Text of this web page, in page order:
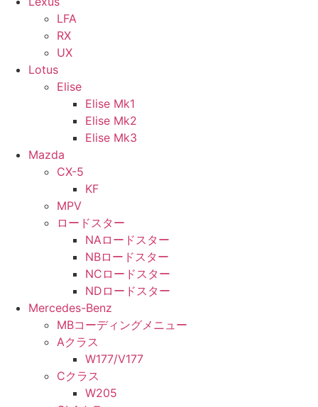
LFA
RX
UX
Lotus
Elise
Elise Mk1
Elise Mk2
Elise Mk3
Mazda
CX-5
KF
MPV
ロードスター
NAロードスター
NBロードスター
NCロードスター
NDロードスター
Mercedes-Benz
MBコーディングメニュー
Aクラス
W177/V177
Cクラス
W205